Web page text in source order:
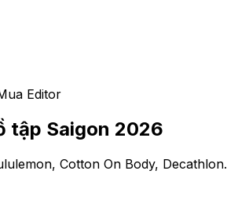
Editor
tập Saigon 2026
Cotton On Body, Decathlon.